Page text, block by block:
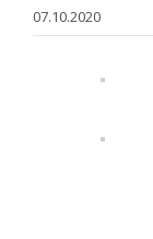
07.10.2020